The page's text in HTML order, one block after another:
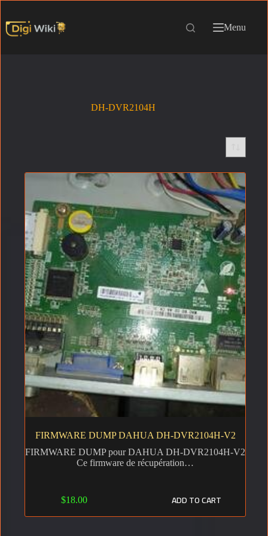
Menu
DH-DVR2104H
FIRMWARE DUMP DAHUA DH-DVR2104H-V2
FIRMWARE DUMP pour DAHUA DH-DVR2104H-V2
Ce firmware de récupération…
$18.00 ADD TO CART